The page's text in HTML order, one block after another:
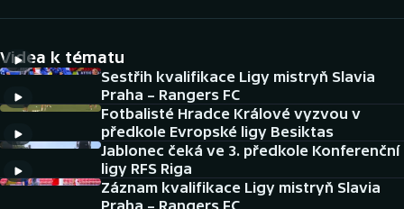
Tenis
Atletika
Cyklistika
DALŠÍ SPORTY
Americký fotbal
NEPŘEHLÉDNĚTE
Videa k tématu
Sestřih kvalifikace Ligy mistryň Slavia
Praha – Rangers FC
Fotbalisté Hradce Králové vyzvou v
předkole Evropské ligy Besiktas
Jablonec čeká ve 3. předkole Konferenční
ligy RFS Riga
Záznam kvalifikace Ligy mistryň Slavia
Praha – Rangers FC